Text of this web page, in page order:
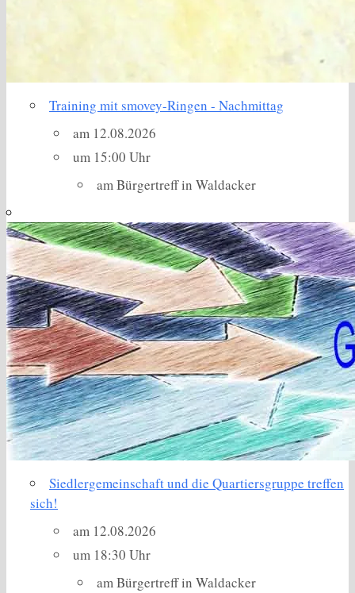
Training mit smovey-Ringen - Nachmittag
am 12.08.2026
um 15:00 Uhr
am Bürgertreff in Waldacker
Siedlergemeinschaft und die Quartiersgruppe treffen
sich!
am 12.08.2026
um 18:30 Uhr
am Bürgertreff in Waldacker